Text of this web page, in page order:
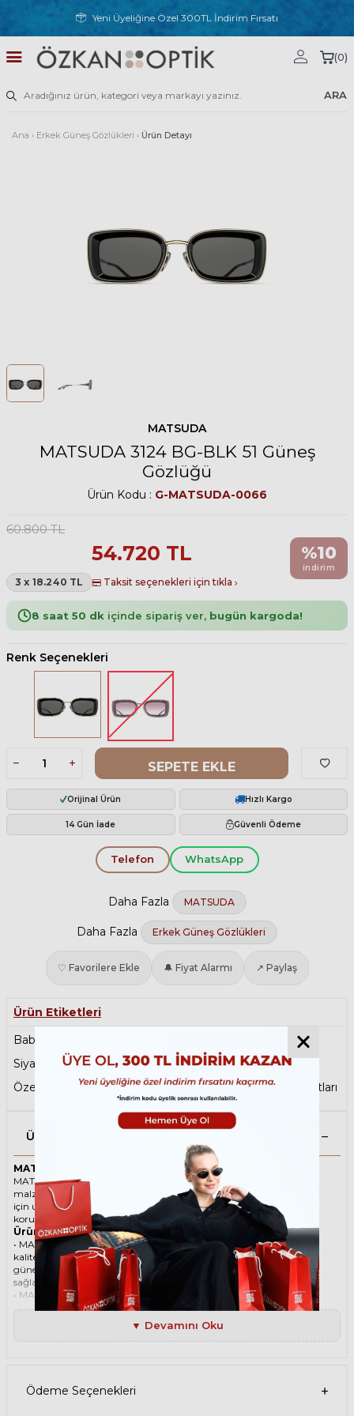
Yeni Üyeliğine Özel 300TL İndirim Fırsatı
ARA
(0)
Ana › Erkek Güneş Gözlükleri › Ürün Detayı
MATSUDA
MATSUDA 3124 BG-BLK 51 Güneş
Gözlüğü
Ürün Kodu : G-MATSUDA-0066
60.800TL
54.720 TL
3 x 18.240 TL Taksit seçenekleri için tıkla
%10
indirim
8 saat 50 dk içinde sipariş ver, bugün kargoda!
Renk Seçenekleri
SEPETE EKLE
Orijinal Ürün Hızlı Kargo
14 Gün İade Güvenli Ödeme
Telefon WhatsApp
Daha Fazla MATSUDA
Daha Fazla Erkek Güneş Gözlükleri
♡ Favorilere Ekle 🔔 Fiyat Alarmı ↗ Paylaş
Ürün Etiketleri
Babalar Günü
Siyah Güneş Gözlüğü,Antrefleli Güneş Gözlüğü,
Özel Tasarımlar,Köşeli Güneş Gözlüğü,Sene Sonu Fırsatları
Ürün Açıklaması
MATSUDA 3124 BG-BLK 51 Siyah Unisex Güneş Gözlüğü
MATSUDA ikonik Köşeli Asetat güneş gözlüğü, tarzı ve kaliteli
malzemesi ile göz alıcı bir aksesuar. Hem erkekler hem de kadınlar
için uygun olan bu güneş gözlüğü, güneşin zararlı ışınlarından
korunmanızı sağlarken, stilinizi de yansıtır.
Ürün Faydaları
• MATSUDA 3124 BG-BLK 51 Siyah Unisex güneş gözlüğü, yüksek
kaliteli Asetat çerçeveye ve Organik lense sahiptir. Bu malzemeler,
güneş gözlüğünüzün uzun ömürlü, dayanıklı ve konforlu olmasını
sağlar.
• MATSUDA 3124 BG-BLK 51 Unisex Siyah güneş gözlüğü, %100 UV
koruması sunar. Bu sayede, gözlerinizi güneşin zararlı ışınlarından
korur ve göz sağlığınızı korur. Yeşil cam rengi, ışığı dengeli bir şekilde
filtreler ve her ortamda rahat bir görüş sağlar.
Paket İçeriği
• Gözlük temizleme spreyi
• Gözlük temizleme bezi
▼ Devamını Oku
Ödeme Seçenekleri